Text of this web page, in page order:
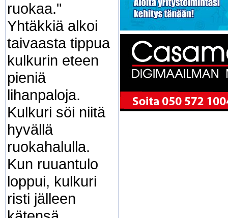
ruokaa."
Yhtäkkiä alkoi
taivaasta tippua
kulkurin eteen
pieniä
lihanpaloja.
Kulkuri söi niitä
hyvällä
ruokahalulla.
Kun ruuantulo
loppui, kulkuri
risti jälleen